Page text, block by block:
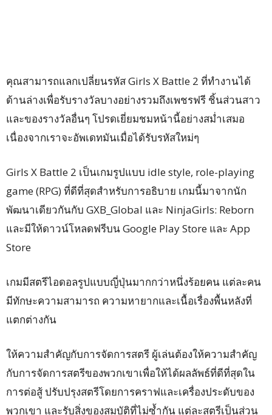
คุณสามารถแลกเปลี่ยนรหัส Girls X Battle 2 ที่ทำงานได้
ด้านล่างเพื่อรับรางวัลบางอย่างรวมถึงเพชรฟรี ชิ้นส่วนสาว
และของรางวัลอื่นๆ โปรดเยี่ยมชมหน้านี้อย่างสม่ำเสมอ
เนื่องจากเราจะอัพเดทมันเมื่อได้รับรหัสใหม่ๆ
Girls X Battle 2 เป็นเกมรูปแบบ idle style, role-playing
game (RPG) ที่ดีที่สุดสำหรับการอธิบาย เกมนี้มาจากนัก
พัฒนาเดียวกันกับ GXB_Global และ NinjaGirls: Reborn
และมีให้ดาวน์โหลดฟรีบน Google Play Store และ App
Store
เกมมีสตรีไอดอลรูปแบบญี่ปุ่นมากกว่าหนึ่งร้อยคน แต่ละคน
มีทักษะความสามารถ ความหายากและเนื้อเรื่องพื้นหลังที่
แตกต่างกัน
ให้ความสำคัญกับการจัดการสตรี ผู้เล่นต้องให้ความสำคัญ
กับการจัดการสตรีของพวกเขาเพื่อให้ได้ผลลัพธ์ที่ดีที่สุดใน
การต่อสู้ ปรับปรุงสตรีโดยการคราฟและเครื่องประดับของ
พวกเขา และรับสิ่งของสมบัติที่ไม่ซ้ำกัน แต่ละสตรีเป็นส่วน